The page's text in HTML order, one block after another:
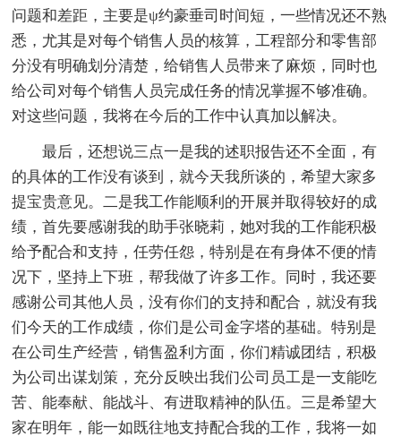
问题和差距，主要是ψ约豪垂司时间短，一些情况还不熟
悉，尤其是对每个销售人员的核算，工程部分和零售部
分没有明确划分清楚，给销售人员带来了麻烦，同时也
给公司对每个销售人员完成任务的情况掌握不够准确。
对这些问题，我将在今后的工作中认真加以解决。
最后，还想说三点一是我的述职报告还不全面，有
的具体的工作没有谈到，就今天我所谈的，希望大家多
提宝贵意见。二是我工作能顺利的开展并取得较好的成
绩，首先要感谢我的助手张晓莉，她对我的工作能积极
给予配合和支持，任劳任怨，特别是在有身体不便的情
况下，坚持上下班，帮我做了许多工作。同时，我还要
感谢公司其他人员，没有你们的支持和配合，就没有我
们今天的工作成绩，你们是公司金字塔的基础。特别是
在公司生产经营，销售盈利方面，你们精诚团结，积极
为公司出谋划策，充分反映出我们公司员工是一支能吃
苦、能奉献、能战斗、有进取精神的队伍。三是希望大
家在明年，能一如既往地支持配合我的工作，我将一如